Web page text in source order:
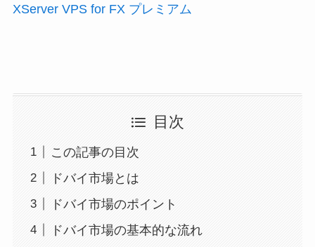
XServer VPS for FX プレミアム
目次
この記事の目次
ドバイ市場とは
ドバイ市場のポイント
ドバイ市場の基本的な流れ